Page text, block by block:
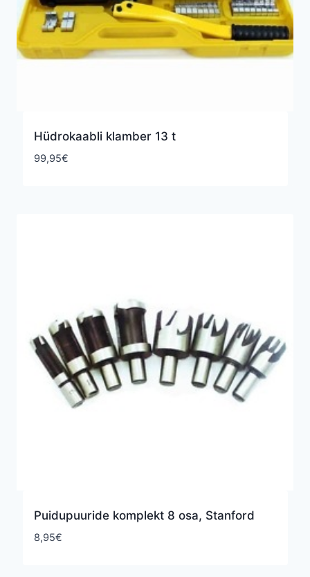
Hüdrokaabli klamber 13 t
99,95€
Puidupuuride komplekt 8 osa, Stanford
8,95€